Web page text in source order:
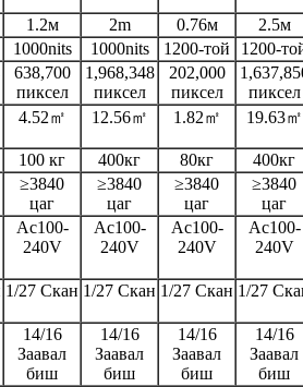
1.2м 2m 0.76м
2.5м
1000nits 1000nits 1200-той
1200-
638,700
пиксел
1,968,348
пиксел
202,000
пиксел
пиксел
4.52㎡ 12.56㎡ 1.82㎡ 19.63㎡
100 кг 400кг 80кг
400кг
≥3840
цаг
≥3840
цаг
≥3840
цаг
≥3840
цаг
Ac100-
240V
Ac100-
240V
Ac100-
240V
Ac100-
240V
1/27 Скан 1/27 Скан 1/27 Скан 1/27
14/16
Заавал
биш
14/16
Заавал
биш
14/16
Заавал
биш
14/16
Заавал
биш